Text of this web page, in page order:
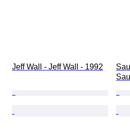
Jeff Wall - Jeff Wall - 1992